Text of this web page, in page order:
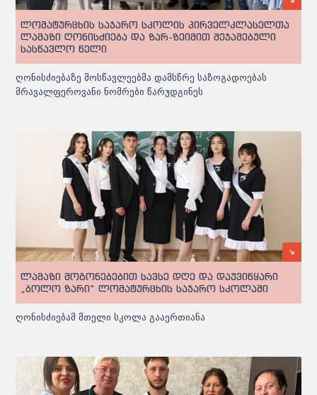
ლომატურცხის საჯარო სკოლის პირველკლასელთა
ლამაზი ღონისძიება და ზარ-ზეიმით შეჯამებული
სასწავლო წელი
ღონისძიებაზე მოსწავლეებმა დამსწრე საზოგადოებას
მრავალფეროვანი ნომრები წარუდგინეს
ლამაზი მოგონებებით სავსე დღე და დაუვიწყარი
„ბოლო ზარი“ ლომატურცხის საჯარო სკოლაში
ღონისძიებამ მთელი სკოლა გააერთიანა